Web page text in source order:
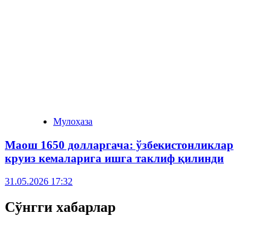
Мулоҳаза
Маош 1650 долларгача: ўзбекистонликлар
круиз кемаларига ишга таклиф қилинди
31.05.2026 17:32
Сўнгги хабарлар